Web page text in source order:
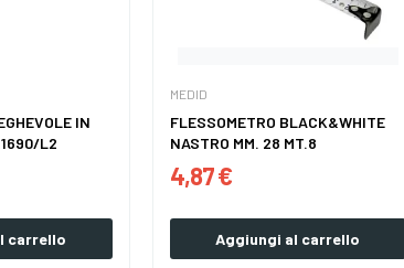
IN
L2
carrello
MEDID
FLESSOMETRO BLACK&WHITE
NASTRO MM. 28 MT.8
4,87 €
Aggiungi al carrello